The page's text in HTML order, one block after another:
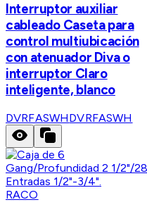
Interruptor auxiliar
cableado Caseta para
control multiubicación
con atenuador Diva o
interruptor Claro
inteligente, blanco
DVRFASWHDVRFASWH
RACO